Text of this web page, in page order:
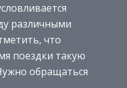
различными
что
поездки такую
обращаться